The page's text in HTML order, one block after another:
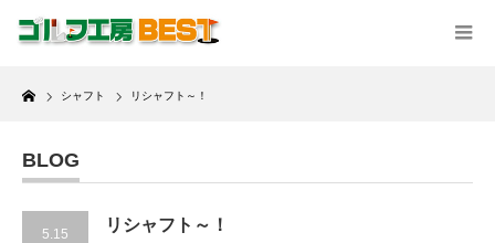
Home
シャフト リシャフト～！
BLOG
5.15
リシャフト～！